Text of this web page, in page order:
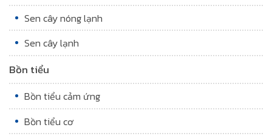
Sen cây nóng lạnh
Sen cây lạnh
Bồn tiểu
Bồn tiểu cảm ứng
Bồn tiểu cơ